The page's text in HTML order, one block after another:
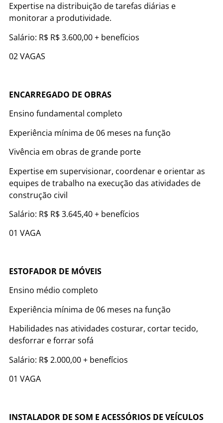
Expertise na distribuição de tarefas diárias e
monitorar a produtividade.
Salário: R$ R$ 3.600,00 + benefícios
02 VAGAS
ENCARREGADO DE OBRAS
Ensino fundamental completo
Experiência mínima de 06 meses na função
Vivência em obras de grande porte
Expertise em supervisionar, coordenar e orientar as
equipes de trabalho na execução das atividades de
construção civil
Salário: R$ R$ 3.645,40 + benefícios
01 VAGA
ESTOFADOR DE MÓVEIS
Ensino médio completo
Experiência mínima de 06 meses na função
Habilidades nas atividades costurar, cortar tecido,
desforrar e forrar sofá
Salário: R$ 2.000,00 + benefícios
01 VAGA
INSTALADOR DE SOM E ACESSÓRIOS DE VEÍCULOS